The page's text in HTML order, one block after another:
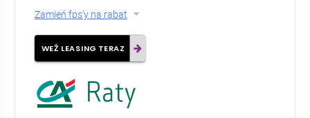
Zamień fps'y na rabat
WEŹ LEASING TERAZ